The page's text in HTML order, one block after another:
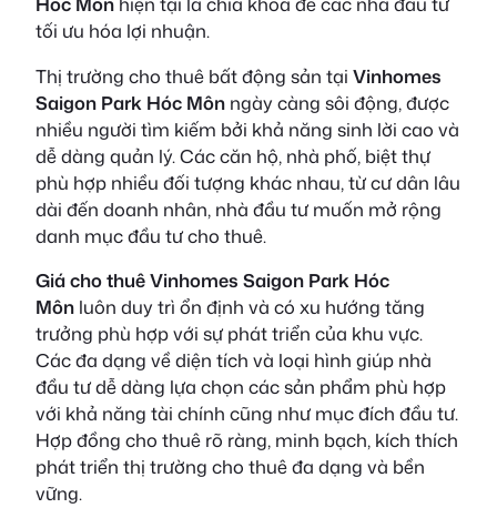
tối ưu hóa lợi nhuận.
Thị trường cho thuê bất động sản tại Vinhomes
Saigon Park Hóc Môn ngày càng sôi động, được
nhiều người tìm kiếm bởi khả năng sinh lời cao và
dễ dàng quản lý. Các căn hộ, nhà phố, biệt thự
phù hợp nhiều đối tượng khác nhau, từ cư dân lâu
dài đến doanh nhân, nhà đầu tư muốn mở rộng
danh mục đầu tư cho thuê.
Giá cho thuê Vinhomes Saigon Park Hóc
Môn luôn duy trì ổn định và có xu hướng tăng
trưởng phù hợp với sự phát triển của khu vực.
Các đa dạng về diện tích và loại hình giúp nhà
đầu tư dễ dàng lựa chọn các sản phẩm phù hợp
với khả năng tài chính cũng như mục đích đầu tư.
Hợp đồng cho thuê rõ ràng, minh bạch, kích thích
phát triển thị trường cho thuê đa dạng và bền
vững.